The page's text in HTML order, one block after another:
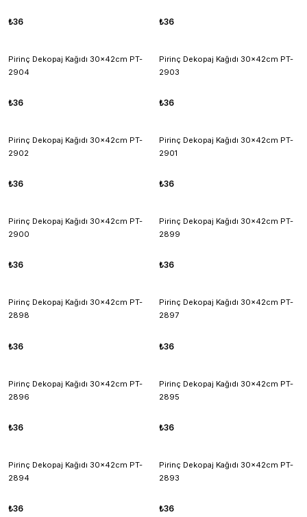
₺36 ₺36
Pirinç Dekopaj Kağıdı 30x42cm PT-
2904
₺36
Pirinç Dekopaj Kağıdı 30x42cm PT-
2903
₺36
Pirinç Dekopaj Kağıdı 30x42cm PT-
2902
₺36
Pirinç Dekopaj Kağıdı 30x42cm PT-
2901
₺36
Pirinç Dekopaj Kağıdı 30x42cm PT-
2900
₺36
Pirinç Dekopaj Kağıdı 30x42cm PT-
2899
₺36
Pirinç Dekopaj Kağıdı 30x42cm PT-
2898
₺36
Pirinç Dekopaj Kağıdı 30x42cm PT-
2897
₺36
Pirinç Dekopaj Kağıdı 30x42cm PT-
2896
₺36
Pirinç Dekopaj Kağıdı 30x42cm PT-
2895
₺36
Pirinç Dekopaj Kağıdı 30x42cm PT-
2894
₺36
Pirinç Dekopaj Kağıdı 30x42cm PT-
2893
₺36